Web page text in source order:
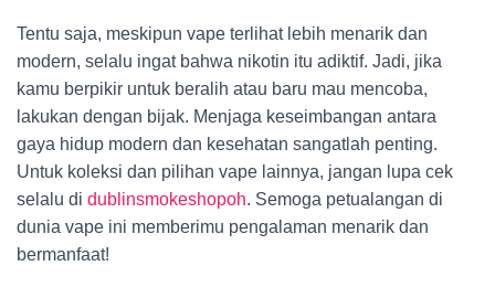
Tentu saja, meskipun vape terlihat lebih menarik dan
modern, selalu ingat bahwa nikotin itu adiktif. Jadi, jika
kamu berpikir untuk beralih atau baru mau mencoba,
lakukan dengan bijak. Menjaga keseimbangan antara
gaya hidup modern dan kesehatan sangatlah penting.
Untuk koleksi dan pilihan vape lainnya, jangan lupa cek
selalu di dublinsmokeshopoh. Semoga petualangan di
dunia vape ini memberimu pengalaman menarik dan
bermanfaat!